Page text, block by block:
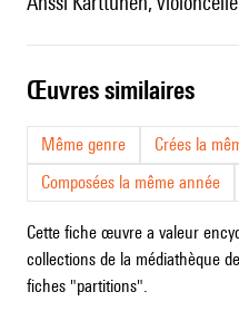
œuvres similaires
Même genre
Crées la
Composées la même année
Cette fiche œuvre a valeur
collections de la médiathèque
fiches "partitions".